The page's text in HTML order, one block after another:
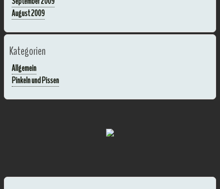
August 2009
Kategorien
Allgemein
Pinkeln und Pissen